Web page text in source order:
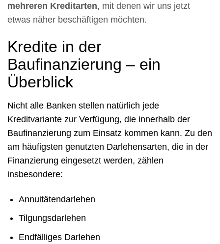
mehreren Kreditarten, mit denen wir uns jetzt
etwas näher beschäftigen möchten.
Kredite in der
Baufinanzierung – ein
Überblick
Nicht alle Banken stellen natürlich jede
Kreditvariante zur Verfügung, die innerhalb der
Baufinanzierung zum Einsatz kommen kann. Zu den
am häufigsten genutzten Darlehensarten, die in der
Finanzierung eingesetzt werden, zählen
insbesondere:
Annuitätendarlehen
Tilgungsdarlehen
Endfälliges Darlehen